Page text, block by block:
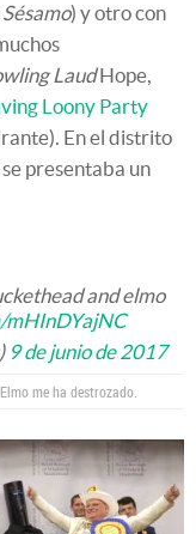
) y otro con
LaudHope,
Loony Party
En el distrito
presentaba un
and elmo
9 de junio de 2017
me ha destrozado.